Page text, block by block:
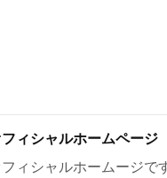
ィシャルホームページ
ィシャルホームージです